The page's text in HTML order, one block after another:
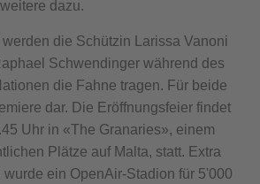
dazu.
die Schützin Larissa Vanoni
Schwendinger während des
die Fahne tragen. Für beide
dar. Die Eröffnungsfeier findet
Uhr in «The Granaries», einem
Plätze auf Malta, statt. Extra
ein OpenAir-Stadion für 5'000